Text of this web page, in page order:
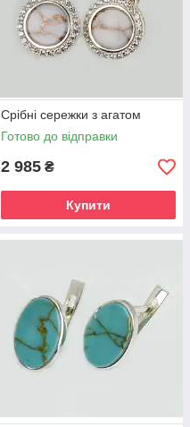
Срібні сережки з агатом
Готово до відправки
2 985 ₴
Купити